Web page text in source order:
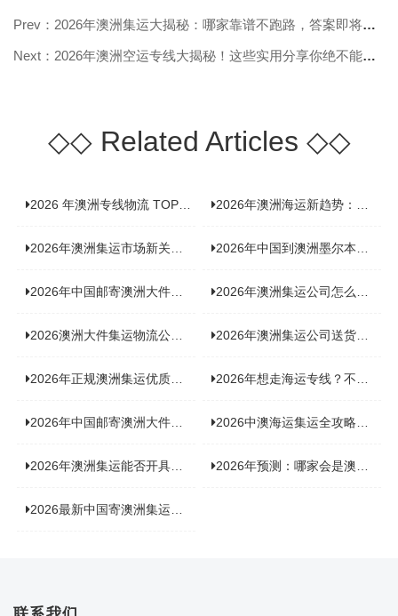
Prev：2026年澳洲集运大揭秘：哪家靠谱不跑路，答案即将揭晓！
Next：2026年澳洲空运专线大揭秘！这些实用分享你绝不能错过！
◇◇Related Articles ◇◇
2026 年澳洲专线物流 TOP10 测评：合规、时效、价格全维度对比 2026年澳洲海运新趋势：大件家具运输有何独特门道？
2026年澳洲集运市场新关注：到底该如何精准计算体积重？ 2026年中国到澳洲墨尔本海运专线，背后隐藏哪些物流新机遇？
2026年中国邮寄澳洲大件运输攻略，快速安全送达的秘诀大揭秘！ 2026年澳洲集运公司怎么选？个人用户与跨境商家避坑全攻略
2026澳洲大件集运物流公司全景分析：市场趋势、选型逻辑与品牌适配 2026年澳洲集运公司送货上门服务哪家好：靠谱品牌选型指南
2026年正规澳洲集运优质供应商盘点：价格透明，无套路不踩坑 2026年想走海运专线？不容错过的达尔文集运海运专线推荐！
2026年中国邮寄澳洲大件运输新趋势，究竟藏着哪些惊喜？ 2026中澳海运集运全攻略，拼箱 / 整柜怎么选？价格、时效、避坑指南
2026年澳洲集运能否开具增值税发票？你关心的答案来了！ 2026年预测：哪家会是澳洲集运里差评最多的“众矢之的”？
2026最新中国寄澳洲集运公司排名：哪家寄家具最可靠且性价比高？